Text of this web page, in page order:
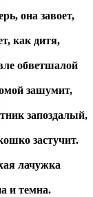
она завоет,
как дитя,
обветшалой
зашумит,
запоздалый,
застучит.
лачужка
и темна.